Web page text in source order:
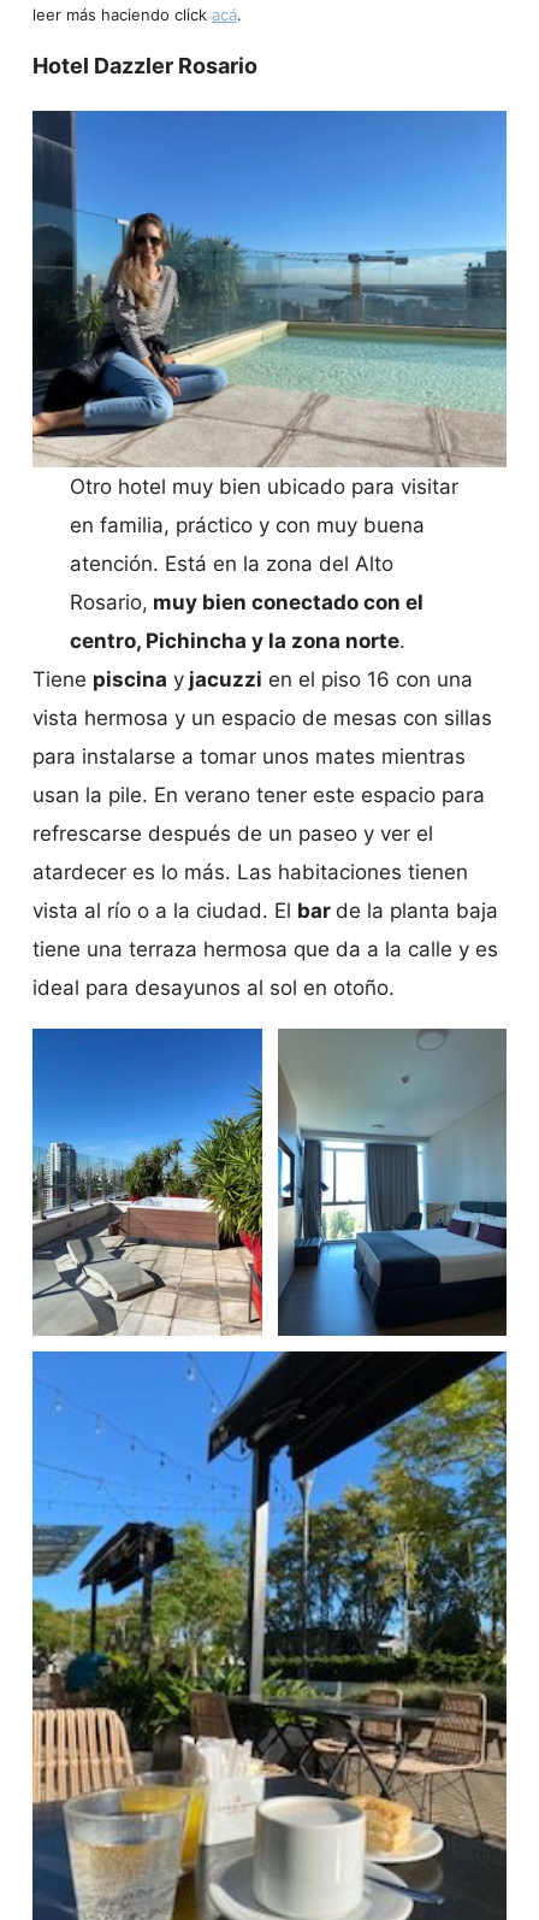
leer más haciendo click acá.
Hotel Dazzler Rosario
Otro hotel muy bien ubicado para visitar
en familia, práctico y con muy buena
atención. Está en la zona del Alto
Rosario, muy bien conectado con el
centro, Pichincha y la zona norte.
Tiene piscina yjacuzzi en el piso 16 con una
vista hermosa y un espacio de mesas con sillas
para instalarse a tomar unos mates mientras
usan la pile. En verano tener este espacio para
refrescarse después de un paseo y ver el
atardecer es lo más. Las habitaciones tienen
vista al río o a la ciudad. El bar de la planta baja
tiene una terraza hermosa que da a la calle y es
ideal para desayunos al sol en otoño.